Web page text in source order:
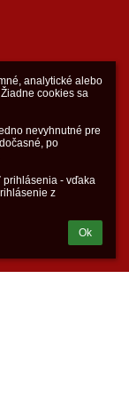
analytické alebo
cookies sa
nevyhnutné pre
po
prihlásenia - vďaka
z
Ok